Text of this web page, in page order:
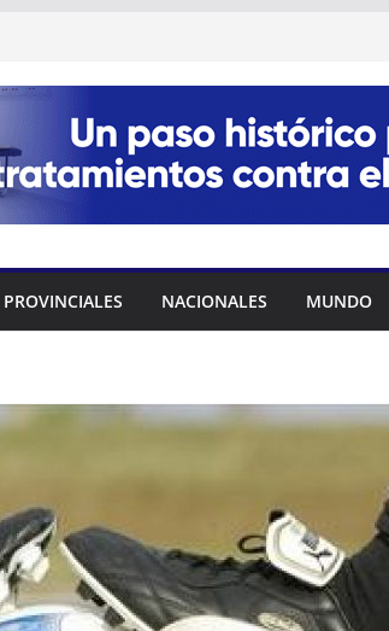
PROVINCIALES NACIONALES MUNDO